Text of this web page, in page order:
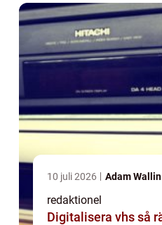
beroen...
10 juli 2026 Adam Wallin
redaktionel
Digitalisera vhs så räddas familjens